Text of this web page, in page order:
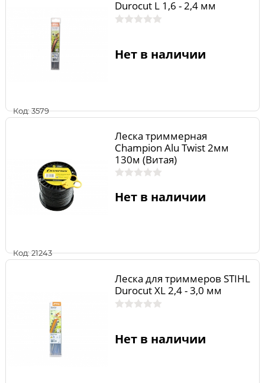
Код: 3579
Durocut L 1,6 - 2,4 мм
Нет в наличии
Код: 21243
Леска триммерная
Champion Alu Twist 2мм
130м (Витая)
Нет в наличии
Леска для триммеров STIHL
Durocut XL 2,4 - 3,0 мм
Нет в наличии